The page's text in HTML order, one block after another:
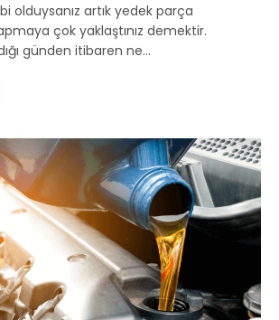
olduysanız artık yedek parça
çok yaklaştınız demektir.
günden itibaren ne…